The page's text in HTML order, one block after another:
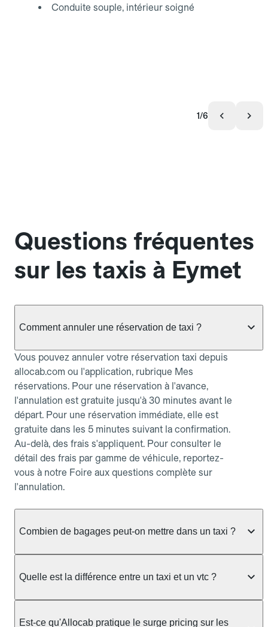
Conduite souple, intérieur soigné
1/6
Questions fréquentes
sur les taxis à Eymet
Comment annuler une réservation de taxi ?
Vous pouvez annuler votre réservation taxi depuis
allocab.com ou l'application, rubrique Mes
réservations. Pour une réservation à l'avance,
l'annulation est gratuite jusqu'à 30 minutes avant le
départ. Pour une réservation immédiate, elle est
gratuite dans les 5 minutes suivant la confirmation.
Au-delà, des frais s'appliquent. Pour consulter le
détail des frais par gamme de véhicule, reportez-
vous à notre Foire aux questions complète sur
l'annulation.
Combien de bagages peut-on mettre dans un taxi ?
taxi berline accueille en général jusqu'à 3 bagages
ou nombreux, précisez-le dans le champ "Message
au chauffeur" lors de la réservation. Le prix n'est
Quelle est la différence entre un taxi et un vtc ?
prendre en charge directement dans la rue, à une
Est-ce qu'Allocab pratique le surge pricing sur les